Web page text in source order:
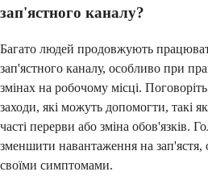
зап'ястного каналу?
Багато людей продовжують
зап'ястного каналу, особливо при
змінах на робочому місці.
заходи, які можуть допомогти, такі
часті перерви або зміна обов'язків.
зменшити навантаження на
своїми симптомами.